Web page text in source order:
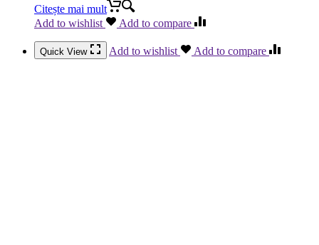
Citește mai mult
Add to wishlist
Add to compare
Quick View Add to wishlist Add to compare